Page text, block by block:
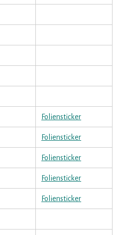
Foliensticker
Foliensticker
Foliensticker
Foliensticker
Foliensticker